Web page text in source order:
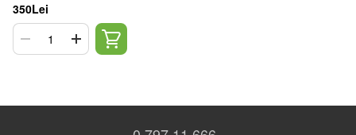
350Lei